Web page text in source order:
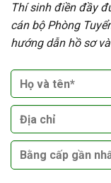
Thí sinh điền đầy
cán bộ Phòng
hướng dẫn hồ sơ